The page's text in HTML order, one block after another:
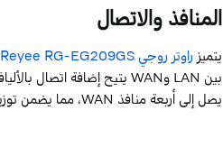
المنافذوالاتصال
يتميزراوتر روجي ReyeeRG-EG209GS
بين LANوWANيتيح إضافة اتصال
يصل إلى أربعة منافذ WAN، مما يضمن